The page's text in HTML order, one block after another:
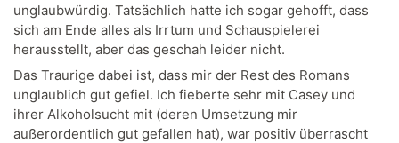
unglaubwürdig. Tatsächlich hatte ich sogar gehofft, dass
sich am Ende alles als Irrtum und Schauspielerei
herausstellt, aber das geschah leider nicht.
Das Traurige dabei ist, dass mir der Rest des Romans
unglaublich gut gefiel. Ich fieberte sehr mit Casey und
ihrer Alkoholsucht mit (deren Umsetzung mir
außerordentlich gut gefallen hat), war positiv überrascht